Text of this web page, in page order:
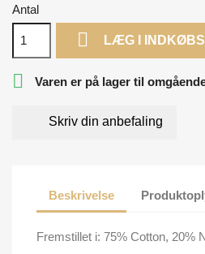
Antal
 LÆG I
 Varen er på lager til
Skriv din anbefaling
Beskrivelse
Fremstillet i: 75% Cotton, 20%